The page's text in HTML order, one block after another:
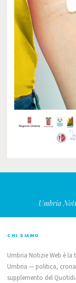
Umbria
CHI SIAMO
Umbria Notizie Web è
Umbria — politica,
supplemento del